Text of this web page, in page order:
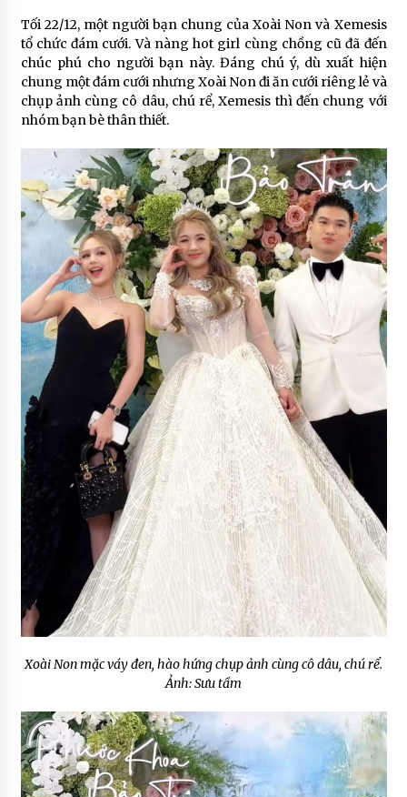
Tối 22/12, một người bạn chung của Xoài Non và Xemesis
tổ chức đám cưới. Và nàng hot girl cùng chồng cũ đã đến
chúc phú cho người bạn này. Đáng chú ý, dù xuất hiện
chung một đám cưới nhưng Xoài Non đi ăn cưới riêng lẻ và
chụp ảnh cùng cô dâu, chú rể, Xemesis thì đến chung với
nhóm bạn bè thân thiết.
Xoài Non mặc váy đen, hào hứng chụp ảnh cùng cô dâu, chú rể.
Ảnh: Sưu tầm